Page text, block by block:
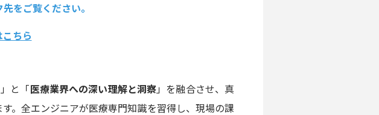
をご覧ください。
ちら
」と「医療業界への深い理解と洞察」を融合させ、真
。全エンジニアが医療専門知識を習得し、現場の課